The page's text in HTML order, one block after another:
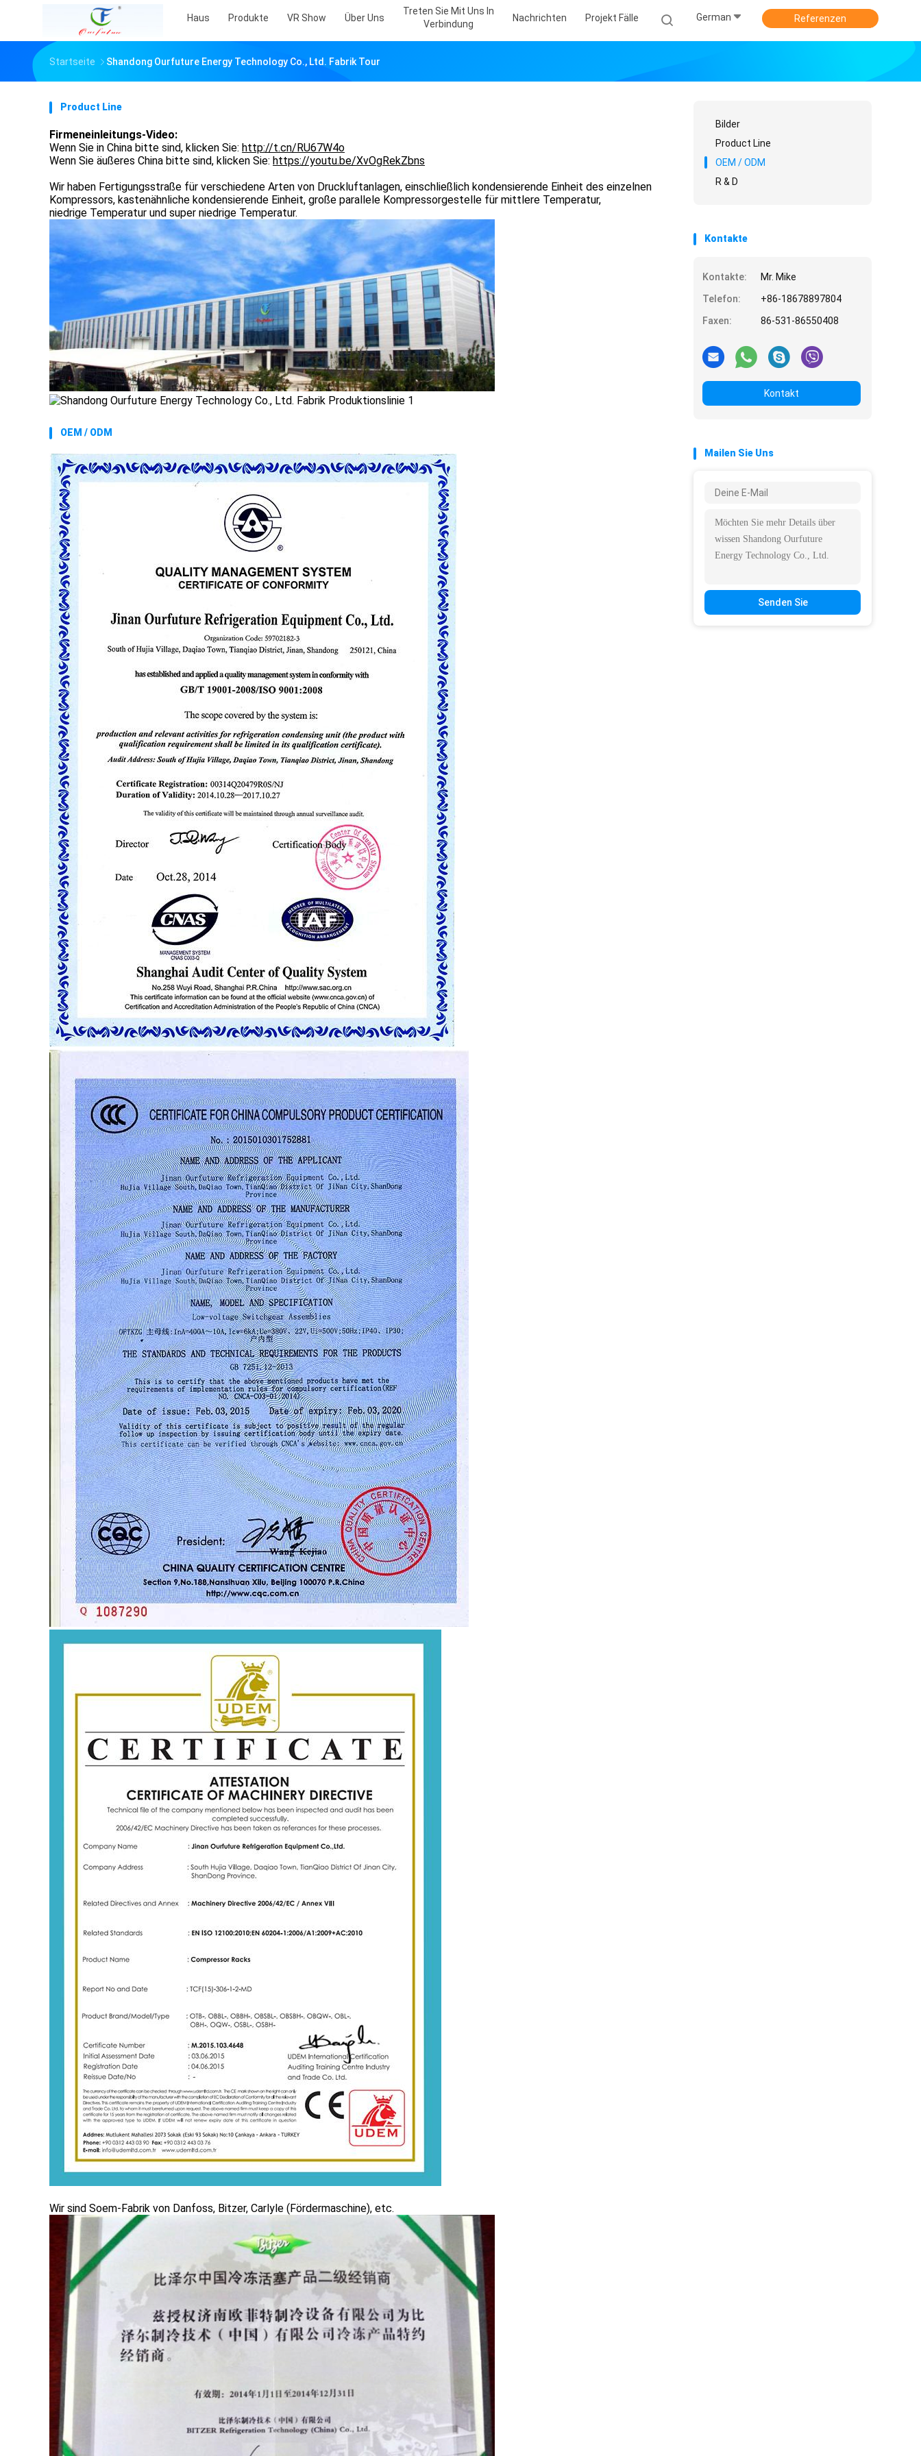
Haus Produkte VR Show Über Uns
Treten Sie Mit Uns In
Verbindung
Nachrichten Projekt Fälle German Referenzen
Startseite Shandong Ourfuture Energy Technology Co., Ltd. Fabrik Tour
Product Line
Firmeneinleitungs-Video:
Wenn Sie in China bitte sind, klicken Sie: http://t.cn/RU67W4o
Wenn Sie äußeres China bitte sind, klicken Sie: https://youtu.be/XvOgRekZbns
Wir haben Fertigungsstraße für verschiedene Arten von Druckluftanlagen, einschließlich kondensierende Einheit des einzelnen
Kompressors, kastenähnliche kondensierende Einheit, große parallele Kompressorgestelle für mittlere Temperatur,
niedrige Temperatur und super niedrige Temperatur.
OEM / ODM
Wir sind Soem-Fabrik von Danfoss, Bitzer, Carlyle (Fördermaschine), etc.
Bilder
Product Line
OEM / ODM
R & D
Kontakte
Kontakte:
Mr. Mike
Telefon:
+86-18678897804
Faxen:
86-531-86550408
Kontakt
Mailen Sie Uns
Senden Sie